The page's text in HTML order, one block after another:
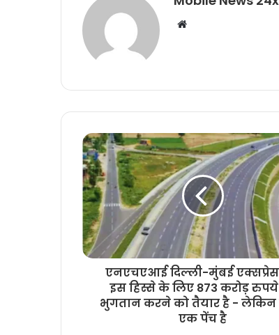
Website
एनएचएआई दिल्ली-मुंबई
इस हिस्से के लिए 873 करोड़
भुगतान करने को तैयार है -
एक पेंच है